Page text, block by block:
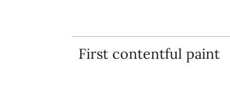
First contentful paint